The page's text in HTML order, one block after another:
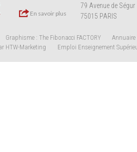
En savoir plus
79 Avenue de Ségur
75015 PARIS
Graphisme : The Fibonacci FACTORY
Annuaire
HTW-Marketing
Emploi Enseignement